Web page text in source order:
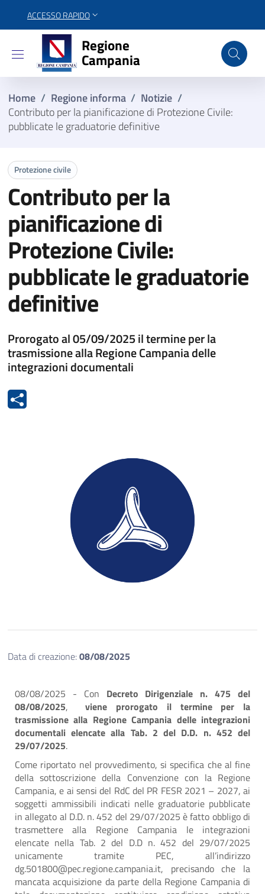
ACCESSO RAPIDO
Regione Campania
Regione
Campania
Home / Regione informa / Notizie /
Contributo per la pianificazione di Protezione Civile:
pubblicate le graduatorie definitive
Protezione civile
Contributo per la
pianificazione di
Protezione Civile:
pubblicate le graduatorie
definitive
Prorogato al 05/09/2025 il termine per la
trasmissione alla Regione Campania delle
integrazioni documentali
Data di creazione:08/08/2025
08/08/2025 - Con Decreto Dirigenziale n. 475 del
08/08/2025,viene prorogato il termine per la
trasmissione alla Regione Campania delle integrazioni
documentali elencate alla Tab. 2 del D.D. n. 452 del
29/07/2025.
Come riportato nel provvedimento, si specifica che al fine
della sottoscrizione della Convenzione con la Regione
Campania, e ai sensi del RdC del PR FESR 2021 – 2027, ai
soggetti ammissibili indicati nelle graduatorie pubblicate
in allegato al D.D. n. 452 del 29/07/2025 è fatto obbligo di
trasmettere alla Regione Campania le integrazioni
elencate nella Tab. 2 del D.D n. 452 del 29/07/2025
unicamente tramite PEC, all’indirizzo
dg.501800@pec.regione.campania.it, precisando che la
mancata acquisizione da parte della Regione Campania di